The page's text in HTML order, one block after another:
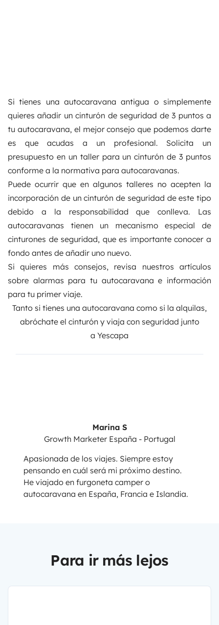
Si tienes una autocaravana antigua o simplemente
quieres añadir un cinturón de seguridad de 3 puntos a
tu autocaravana, el mejor consejo que podemos darte
es que acudas a un profesional. Solicita un
presupuesto en un taller para un cinturón de 3 puntos
conforme a la normativa para autocaravanas.
Puede ocurrir que en algunos talleres no acepten la
incorporación de un cinturón de seguridad de este tipo
debido a la responsabilidad que conlleva. Las
autocaravanas tienen un mecanismo especial de
cinturones de seguridad, que es importante conocer a
fondo antes de añadir uno nuevo.
Si quieres más consejos, revisa nuestros artículos
sobre alarmas para tu autocaravana e información
para tu primer viaje.
Tanto si tienes una autocaravana como si la alquilas,
abróchate el cinturón y viaja con seguridad junto
a Yescapa
Marina S
Growth Marketer España - Portugal
Apasionada de los viajes. Siempre estoy
pensando en cuál será mi próximo destino.
He viajado en furgoneta camper o
autocaravana en España, Francia e Islandia.
Para ir más lejos